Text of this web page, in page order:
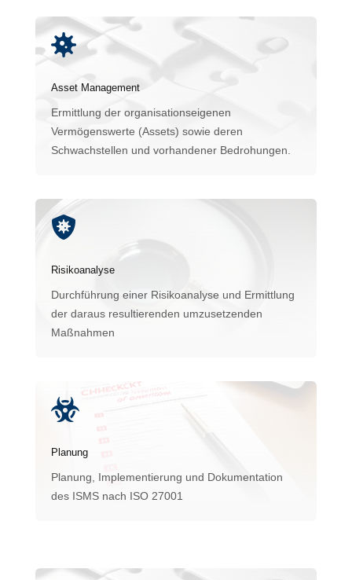

Asset Management
Ermittlung der organisationseigenen
Vermögenswerte (Assets) sowie deren
Schwachstellen und vorhandener Bedrohungen.

Risikoanalyse
Durchführung einer Risikoanalyse und Ermittlung
der daraus resultierenden umzusetzenden
Maßnahmen

Planung
Planung, Implementierung und Dokumentation
des ISMS nach ISO 27001